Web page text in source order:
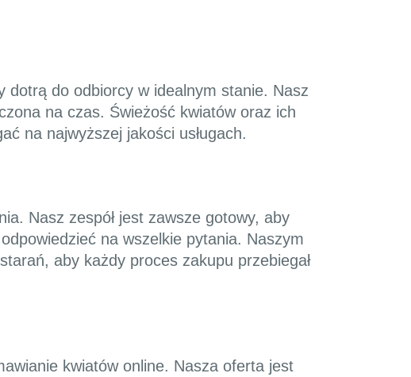
dotrą do odbiorcy w idealnym stanie. Nasz
na czas. Świeżość kwiatów oraz ich
na najwyższej jakości usługach.
Nasz zespół jest zawsze gotowy, aby
na wszelkie pytania. Naszym
aby każdy proces zakupu przebiegał
kwiatów online. Nasza oferta jest